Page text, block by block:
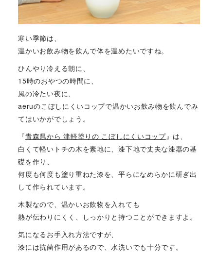
寒い季節は、
温かいお飲み物を飲んで体を温めたいですね。
ひんやり冷える朝に、
15時のおやつの時間に、
風の冷たい夜に、
aeruのこぼしにくいコップで温かいお飲み物を飲んでみ
てはいかがでしょう。
『青森県から 津軽塗りの こぼしにくいコップ』は、
白くて軽いトチの木を素地に、漆下地で丈夫な漆器の基
礎を作り、
何度も何度も塗り重ねた漆を、平らになめらかに研ぎ出
して作られています。
木製なので、温かいお飲物を入れても
熱が伝わりにくく、しっかりと持つことができますよ。
気になるお手入れ方法ですが、
漆には抗菌作用があるので、水洗いでも十分です。